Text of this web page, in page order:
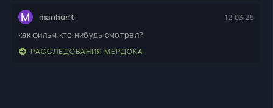
M manhunt 12.03.25
как фильм,кто нибудь смотрел?
РАССЛЕДОВАНИЯ МЕРДОКА